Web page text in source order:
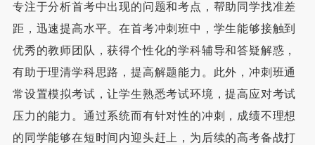
专注于分析首考中出现的问题和考点，帮助同学找准差
距，迅速提高水平。在首考冲刺班中，学生能够接触到
优秀的教师团队，获得个性化的学科辅导和答疑解惑，
有助于理清学科思路，提高解题能力。此外，冲刺班通
常设置模拟考试，让学生熟悉考试环境，提高应对考试
压力的能力。通过系统而有针对性的冲刺，成绩不理想
的同学能够在短时间内迎头赶上，为后续的高考备战打